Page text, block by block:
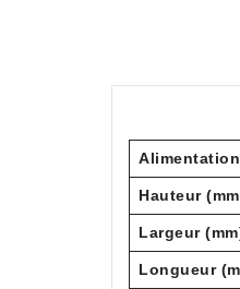
Alimentation
Hauteur
Largeur
Longueur